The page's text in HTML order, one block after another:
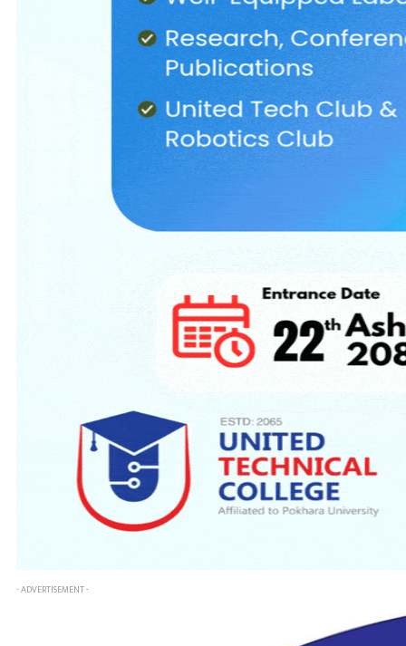
- ADVERTISEMENT -